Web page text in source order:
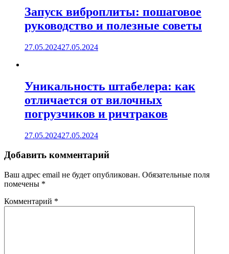
Запуск виброплиты: пошаговое
руководство и полезные советы
27.05.202427.05.2024
Уникальность штабелера: как
отличается от вилочных
погрузчиков и ричтраков
27.05.202427.05.2024
Добавить комментарий
Ваш адрес email не будет опубликован. Обязательные поля
помечены *
Комментарий *